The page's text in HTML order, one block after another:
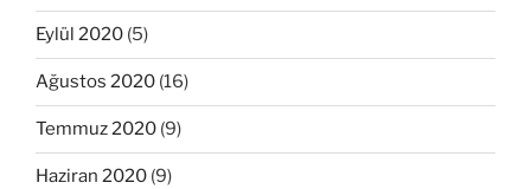
Eylül 2020 (5)
Ağustos 2020 (16)
Temmuz 2020 (9)
Haziran 2020 (9)